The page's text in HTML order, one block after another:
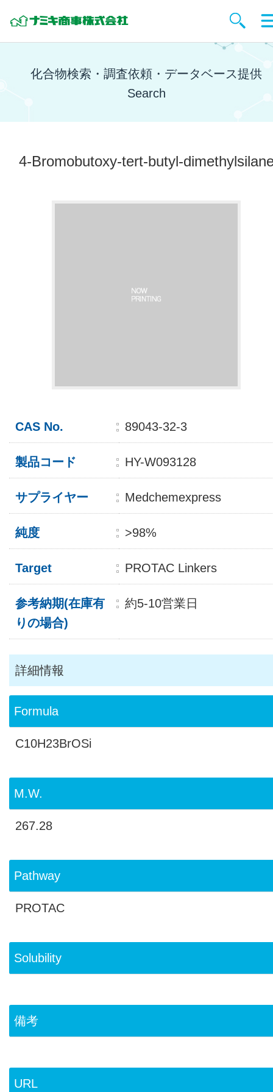
化合物検索・調査依頼・データベース提供
Search
4-Bromobutoxy-tert-butyl-
CAS No. 89043-32-3
製品コード HY-W093128
サプライヤー Medchemexpress
純度 >98%
Target PROTAC Linkers
参考納期(在庫有
りの場合)
約5-10営業日
詳細情報
Formula
C10H23BrOSi
M.W.
267.28
Pathway
PROTAC
Solubility
備考
URL